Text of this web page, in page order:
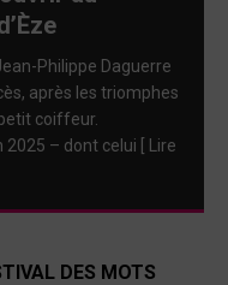
Philippe Daguerre
après les triomphes
coiffeur.
2025 – dont celui
[ Lire
DES MOTS